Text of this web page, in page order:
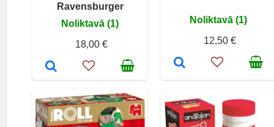
Ravensburger
Noliktavā (1)
18,00 €
Noliktavā (1)
12,50 €